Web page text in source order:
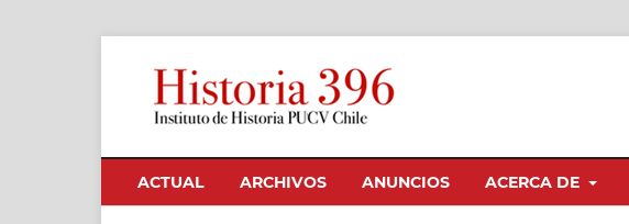
ACTUAL ARCHIVOS ANUNCIOS ACERCA DE